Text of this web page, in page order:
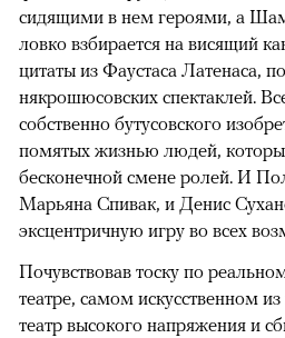
сидящими в нем героями, а
ловко взбирается на висящий
цитаты из Фаустаса Латенаса,
някрошюсовских спектаклей.
собственно бутусовского
помятых жизнью людей,
бесконечной смене ролей. И
Марьяна Спивак, и Денис
эксцентричную игру во всех
Почувствовав тоску по
театре, самом искусственном из
театр высокого напряжения и